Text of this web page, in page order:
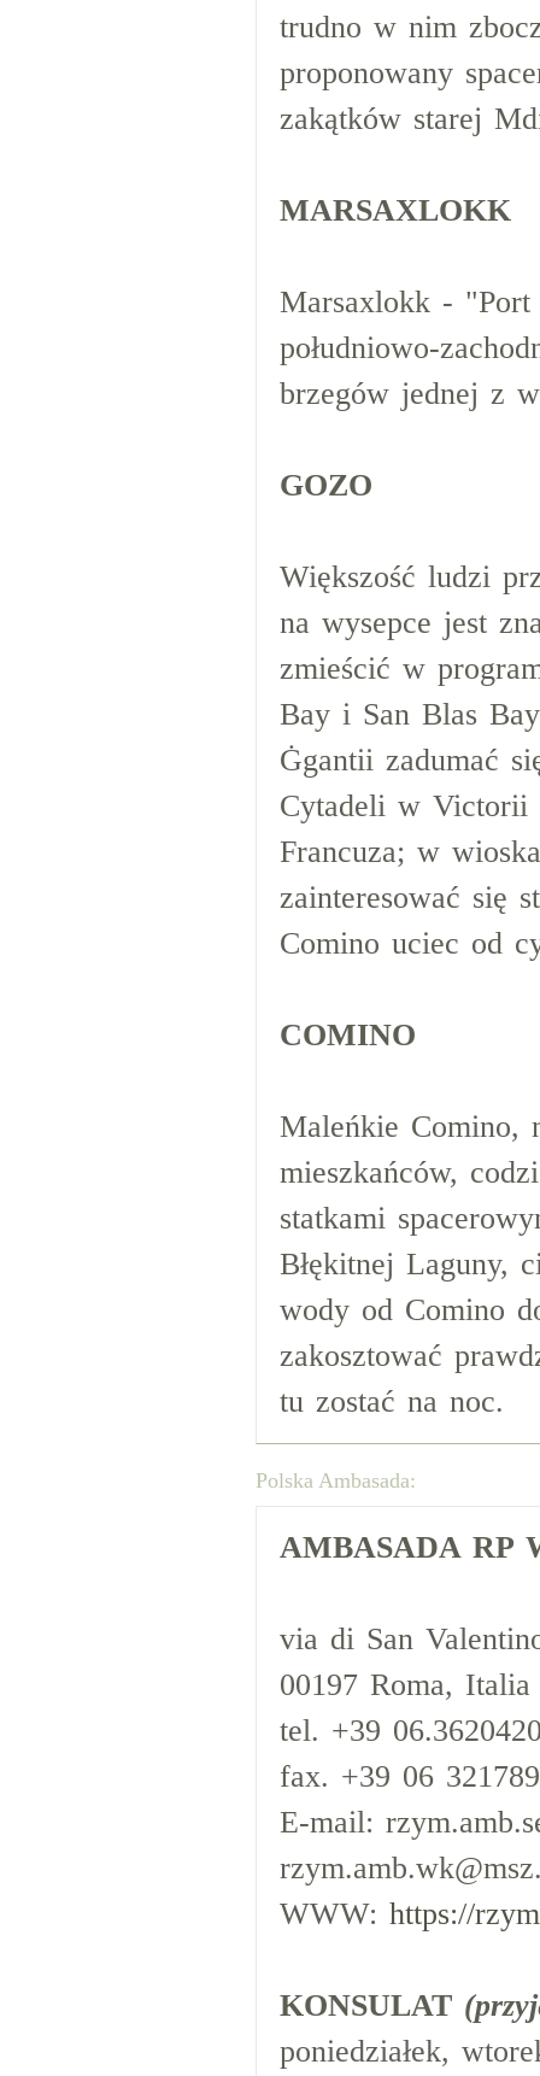
trudno w nim
proponowany
zakątków starej
MARSAXLOKK
Marsaxlokk - "Port
południowo-
brzegów jednej z
GOZO
Większość ludzi
na wysepce jest
zmieścić w
Bay i San Blas
Ġgantii zadumać
Cytadeli w Victorii
Francuza; w
zainteresować się
Comino uciec od
COMINO
Maleńkie Comino,
mieszkańców,
statkami
Błękitnej Laguny,
wody od Comino
zakosztować
tu zostać na noc.
Polska Ambasada:
AMBASADA RP
via di San
00197 Roma, Italia
tel. +39
fax. +39 06
E-mail:
WWW: https://
KONSULAT
poniedziałek,